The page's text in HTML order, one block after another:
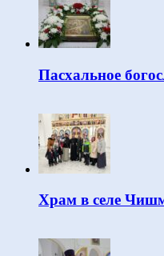
Пасхальное
Храм в селе